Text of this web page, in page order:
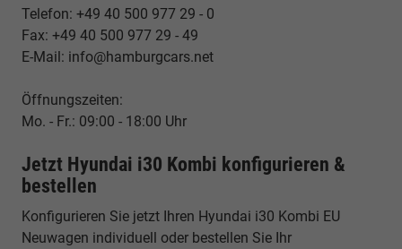
Telefon: +49 40 500 977 29 - 0
Fax: +49 40 500 977 29 - 49
E-Mail: info@hamburgcars.net
Öffnungszeiten:
Mo. - Fr.: 09:00 - 18:00 Uhr
Jetzt Hyundai i30 Kombi konfigurieren &
bestellen
Konfigurieren Sie jetzt Ihren Hyundai i30 Kombi EU
Neuwagen individuell oder bestellen Sie Ihr